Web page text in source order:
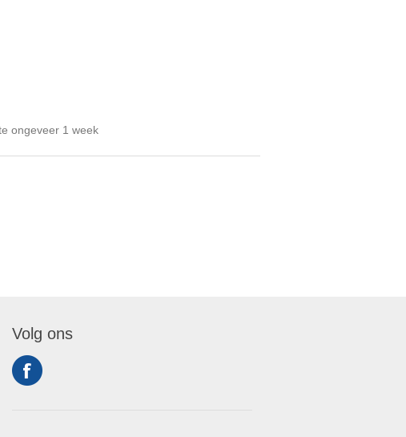
ongeveer 1 week
Volg ons